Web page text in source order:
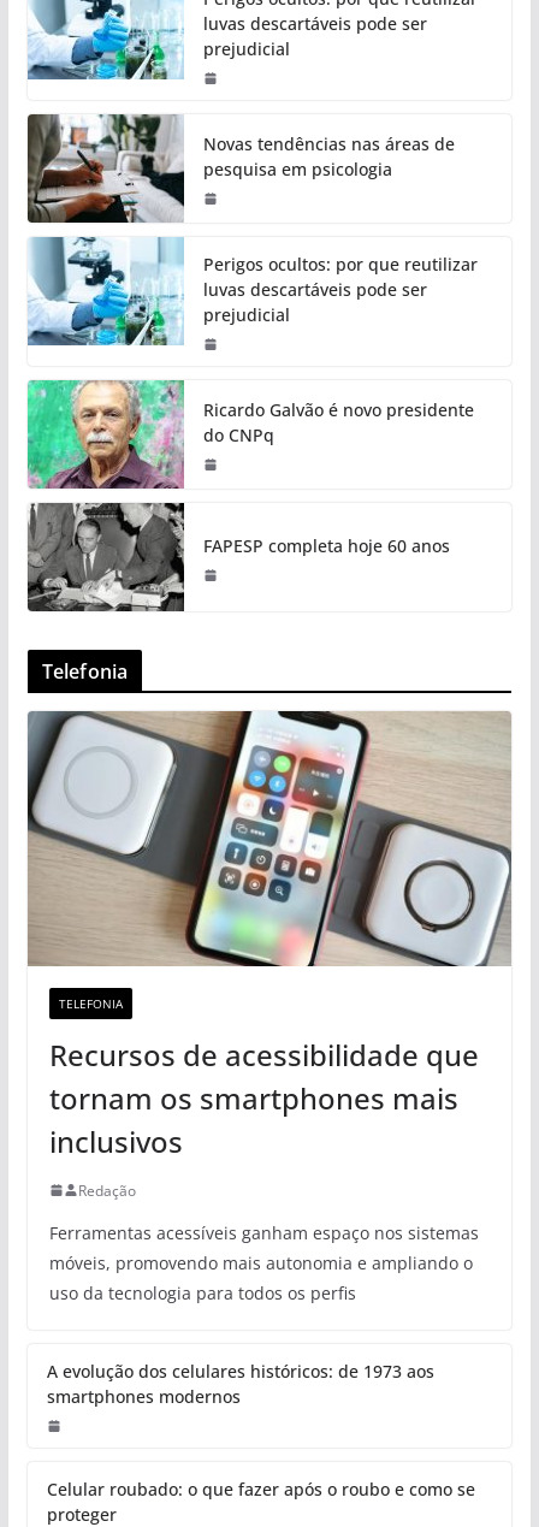
luvas descartáveis pode ser
prejudicial
Novas tendências nas áreas de
pesquisa em psicologia
Perigos ocultos: por que reutilizar
luvas descartáveis pode ser
prejudicial
Ricardo Galvão é novo presidente
do CNPq
FAPESP completa hoje 60 anos
Telefonia
TELEFONIA
Recursos de acessibilidade que
tornam os smartphones mais
inclusivos
Redação
Ferramentas acessíveis ganham espaço nos sistemas
móveis, promovendo mais autonomia e ampliando o
uso da tecnologia para todos os perfis
A evolução dos celulares históricos: de 1973 aos
smartphones modernos
Celular roubado: o que fazer após o roubo e como se
proteger